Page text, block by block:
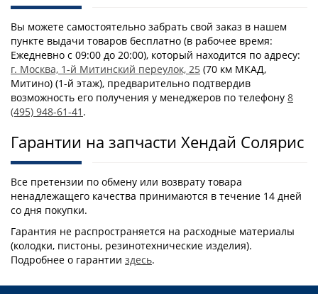
Вы можете самостоятельно забрать свой заказ в нашем
пункте выдачи товаров бесплатно (в рабочее время:
Ежедневно с 09:00 до 20:00), который находится по адресу:
г. Москва, 1-й Митинский переулок, 25 (70 км МКАД,
Митино) (1-й этаж), предварительно подтвердив
возможность его получения у менеджеров по телефону 8
(495) 948-61-41 .
Гарантии на запчасти Хендай Солярис
Все претензии по обмену или возврату товара
ненадлежащего качества принимаются в течение 14 дней
со дня покупки.
Гарантия не распространяется на расходные материалы
(колодки, пистоны, резинотехнические изделия).
Подробнее о гарантии здесь.